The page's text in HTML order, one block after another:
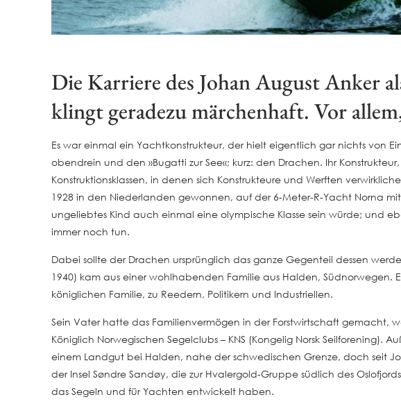
Die Karriere des Johan August Anker
klingt geradezu märchenhaft. Vor
Es war einmal ein Yachtkonstrukteur, der hielt eigentlich gar nichts von
obendrein und den »Bugatti zur See«; kurz: den Drachen. Ihr
Konstruktionsklassen, in denen sich Konstrukteure und Werften
1928 in den Niederlanden gewonnen, auf der 6-Meter-R-Yacht Norna
ungeliebtes Kind auch einmal eine olympische Klasse sein würde; und
immer noch tun.
Dabei sollte der Drachen ursprünglich das ganze Gegenteil dessen
1940) kam aus einer wohlhabenden Familie aus Halden,
königlichen Familie, zu Reedern, Politikern und Industriellen.
Sein Vater hatte das Familienvermögen in der Forstwirtschaft
Königlich Norwegischen Segelclubs – KNS (Kongelig Norsk Seilforening).
einem Landgut bei Halden, nahe der schwedischen Grenze, doch seit
der Insel Søndre Sandøy, die zur Hvalergold-Gruppe südlich des
das Segeln und für Yachten entwickelt haben.